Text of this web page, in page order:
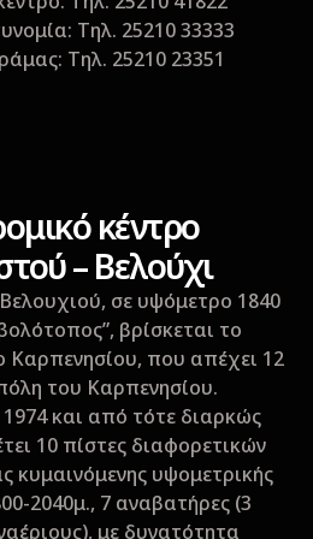
Τηλ. 25210 33333
Τηλ. 25210 23351
κέντρο
– Bελούχι
σε υψόμετρο 1840
βρίσκεται το
Καρπενησίου, που απέχει 12
του Καρπενησίου.
και από τότε διαρκώς
10 πίστες διαφορετικών
κυμαινόμενης υψομετρικής
2040μ., 7 αναβατήρες (3
με δυνατότητα